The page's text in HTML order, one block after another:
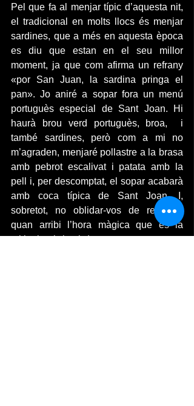
Pel que fa al menjar típic d’aquesta nit,
el tradicional en molts llocs és menjar
sardines, que a més en aquesta època
es diu que estan en el seu millor
moment, ja que com afirma un refrany
«por San Juan, la sardina pringa el
pan». Jo aniré a sopar fora un menú
portuguès especial de Sant Joan. Hi
haurà brou verd portuguès, broa,  i
també sardines, però com a mi no
m’agraden, menjaré pollastre a la brasa
amb pebrot escalivat i patata amb la
pell i, per descomptat, el sopar acabarà
amb coca típica de Sant Joan. I,
sobretot, no oblidar-vos de realitzar,
quan arribi l’hora màgica que és la
mitjanit, el ritual de cremar, encara que